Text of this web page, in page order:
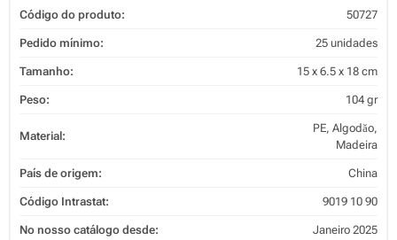
Código do produto: 50727
Pedido mínimo: 25 unidades
Tamanho: 15 x 6.5 x 18 cm
Peso: 104 gr
Material:
PE, Algodăo,
Madeira
País de origem: China
Código Intrastat: 9019 10 90
No nosso catálogo desde: Janeiro 2025